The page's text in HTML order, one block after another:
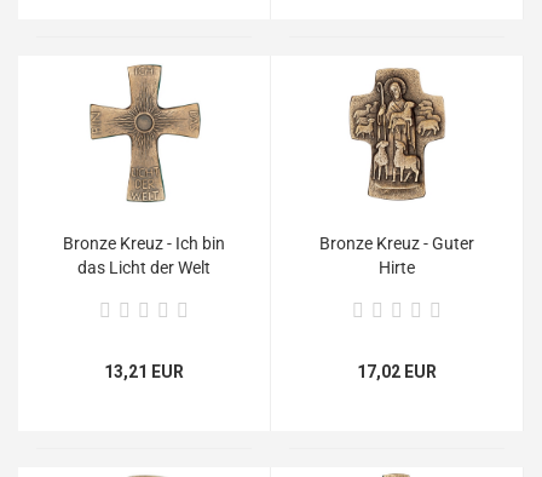
Bronze Kreuz - Ich bin
das Licht der Welt
13,21 EUR
Bronze Kreuz - Guter
Hirte
17,02 EUR